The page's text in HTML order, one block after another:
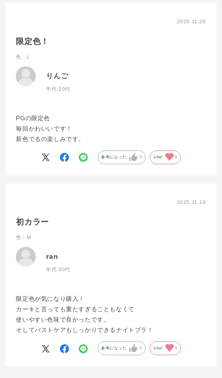
2025.11.26
限定色！
色：L
りんご
年代:20代
PGの限定色
毎回かわいいです！
新色でるの楽しみです。
参考になった 0 Like! 0
2025.11.19
初カラー
色：M
ran
年代:30代
限定色が気になり購入！
カーキと言っても重たすぎることもなくて
使いやすい色味で良かったです。
そしてバストケアもしっかりできるナイトブラ！
参考になった 0 Like! 0